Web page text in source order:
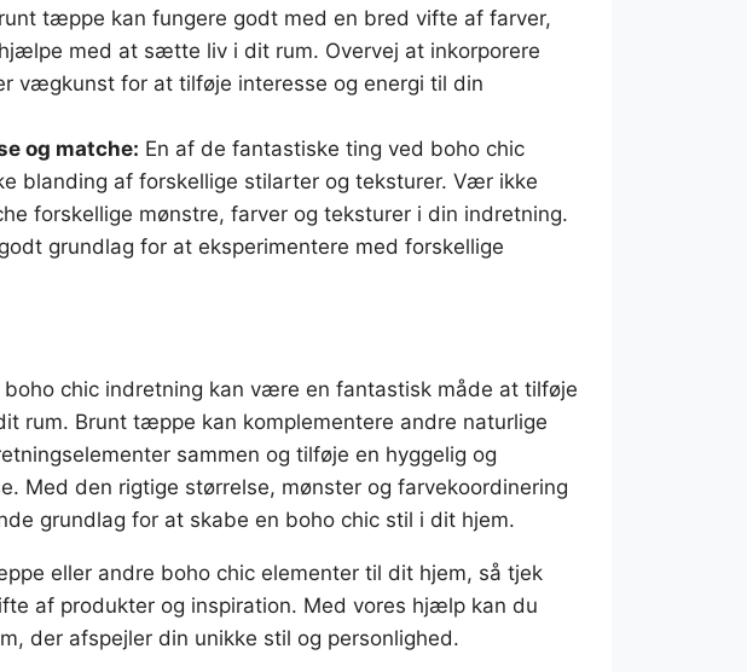
tæppe kan fungere godt med en bred vifte af farver,
med at sætte liv i dit rum. Overvej at inkorporere
vægkunst for at tilføje interesse og energi til din
og matche: En af de fantastiske ting ved boho chic
blanding af forskellige stilarter og teksturer. Vær ikke
forskellige mønstre, farver og teksturer i din indretning.
grundlag for at eksperimentere med forskellige
chic indretning kan være en fantastisk måde at tilføje
rum. Brunt tæppe kan komplementere andre naturlige
sammen og tilføje en hyggelig og
Med den rigtige størrelse, mønster og farvekoordinering
grundlag for at skabe en boho chic stil i dit hjem.
eller andre boho chic elementer til dit hjem, så tjek
af produkter og inspiration. Med vores hjælp kan du
der afspejler din unikke stil og personlighed.